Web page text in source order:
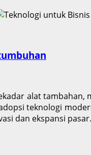
alat tambahan,
teknologi
dan ekspansi pasar.